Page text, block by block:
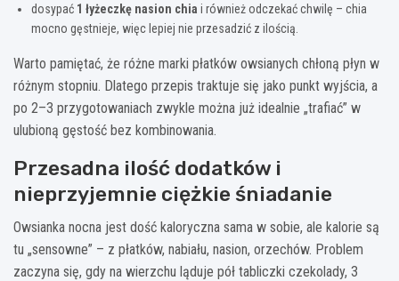
dosypać 1 łyżeczkę nasion chia i również odczekać chwilę – chia
mocno gęstnieje, więc lepiej nie przesadzić z ilością.
Warto pamiętać, że różne marki płatków owsianych chłoną płyn w
różnym stopniu. Dlatego przepis traktuje się jako punkt wyjścia, a
po 2–3 przygotowaniach zwykle można już idealnie „trafiać” w
ulubioną gęstość bez kombinowania.
Przesadna ilość dodatków i
nieprzyjemnie ciężkie śniadanie
Owsianka nocna jest dość kaloryczna sama w sobie, ale kalorie są
tu „sensowne” – z płatków, nabiału, nasion, orzechów. Problem
zaczyna się, gdy na wierzchu ląduje pół tabliczki czekolady, 3